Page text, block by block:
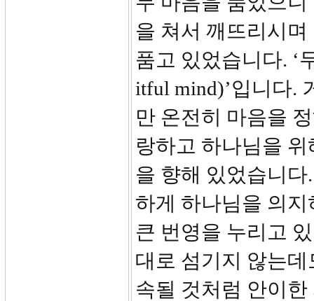
을 쳐서 깨뜨리시
품고 있었습니다. ‘
itful mind)’입니다.
만 온전히 마음을
랑하고 하나님을
을 향해 있었습니
하게 하나님을 의
큰 번영을 누리고
대로 섬기지 않는
속될 것처럼 안이